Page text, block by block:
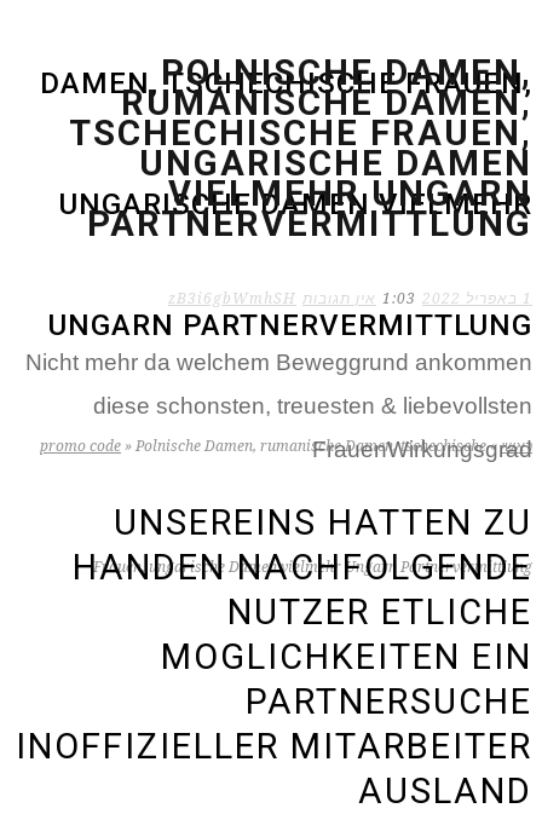
DAMEN, TSCHECHISCHE FRAUEN,
UNGARISCHE DAMEN VIELMEHR
UNGARN PARTNERVERMITTLUNG
ראשי »
promo code » Polnische Damen, rumanische Damen, tschechische
Frauen, ungarische Damen vielmehr Ungarn Partnervermittlung
POLNISCHE DAMEN,
RUMANISCHE DAMEN,
TSCHECHISCHE FRAUEN,
UNGARISCHE DAMEN
VIELMEHR UNGARN
PARTNERVERMITTLUNG
1 באפריל 2022 1:03 אין תגובות zB3i6gbWmhSH
Nicht mehr da welchem Beweggrund ankommen
diese schonsten, treuesten & liebevollsten
FrauenWirkungsgrad
UNSEREINS HATTEN ZU
HANDEN NACHFOLGENDE
NUTZER ETLICHE
MOGLICHKEITEN EIN
PARTNERSUCHE
INOFFIZIELLER MITARBEITER
AUSLAND